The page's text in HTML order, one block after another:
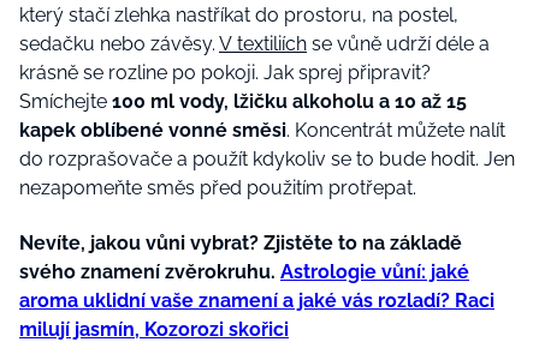
který stačí zlehka nastříkat do prostoru, na postel,
sedačku nebo závěsy. V textiliích se vůně udrží déle a
krásně se rozline po pokoji. Jak sprej připravit?
Smíchejte 100 ml vody, lžičku alkoholu a 10 až 15
kapek oblíbené vonné směsi. Koncentrát můžete nalít
do rozprašovače a použít kdykoliv se to bude hodit. Jen
nezapomeňte směs před použitím protřepat.
Nevíte, jakou vůni vybrat? Zjistěte to na základě
svého znamení zvěrokruhu. Astrologie vůní: jaké
aroma uklidní vaše znamení a jaké vás rozladí? Raci
milují jasmín, Kozorozi skořici